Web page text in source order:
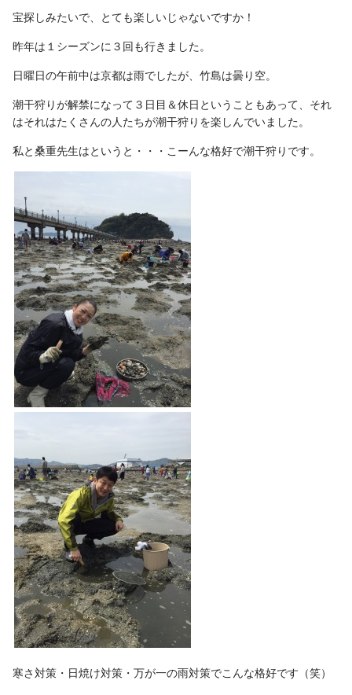
宝探しみたいで、とても楽しいじゃないですか！
昨年は１シーズンに３回も行きました。
日曜日の午前中は京都は雨でしたが、竹島は曇り空。
潮干狩りが解禁になって３日目＆休日ということもあって、それ
はそれはたくさんの人たちが潮干狩りを楽しんでいました。
私と桑重先生はというと・・・こーんな格好で潮干狩りです。
寒さ対策・日焼け対策・万が一の雨対策でこんな格好です（笑）